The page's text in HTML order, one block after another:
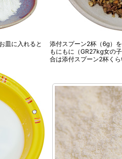
皿に入れると
添付スプーン2杯（6g）
もにもに（GR27kg女の
合は添付スプーン2杯くら